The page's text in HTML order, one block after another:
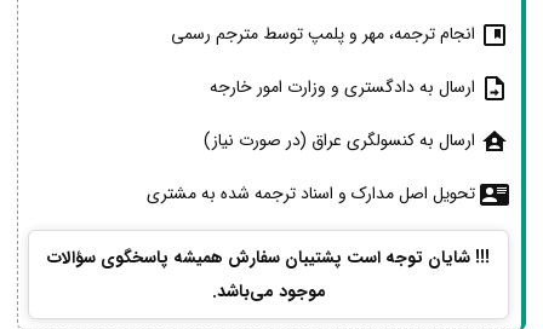
انجام ترجمه، مهر و پلمپ توسط مترجم رسمی
ارسال به دادگستری و وزارت امور خارجه
ارسال به کنسولگری عراق (در صورت نیاز)
تحویل اصل مدارک و اسناد ترجمه شده به مشتری
!!! شایان توجه است پشتیبان سفارش همیشه پاسخگوی سؤالات
موجود می‌باشد.